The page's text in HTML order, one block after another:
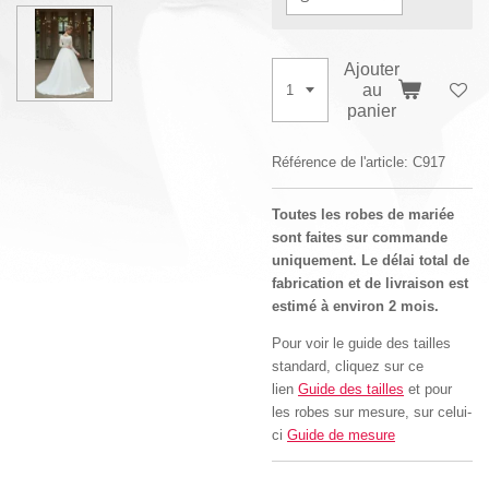
Ajouter
au
panier
Référence de l'article: C917
Toutes les robes de mariée
sont faites sur commande
uniquement. Le délai total de
fabrication et de livraison est
estimé à environ 2 mois.
Pour voir le guide des tailles
standard, cliquez sur ce
lien Guide des tailles et pour
les robes sur mesure, sur celui-
ci Guide de mesure